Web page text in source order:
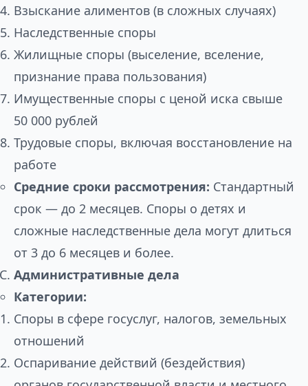
Взыскание алиментов (в сложных случаях)
Наследственные споры
Жилищные споры (выселение, вселение,
признание права пользования)
Имущественные споры с ценой иска свыше
50 000 рублей
Трудовые споры, включая восстановление на
работе
Средние сроки рассмотрения: Стандартный
срок — до 2 месяцев. Споры о детях и
сложные наследственные дела могут длиться
от 3 до 6 месяцев и более.
Административные дела
Категории:
Споры в сфере госуслуг, налогов, земельных
отношений
Оспаривание действий (бездействия)